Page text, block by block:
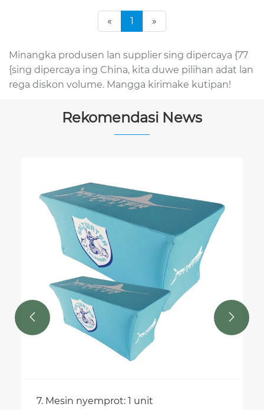
« 1 »
Minangka produsen lan supplier sing dipercaya {77
{sing dipercaya ing China, kita duwe pilihan adat lan
rega diskon volume. Mangga kirimake kutipan!
Rekomendasi News
7. Mesin nyemprot: 1 unit
 